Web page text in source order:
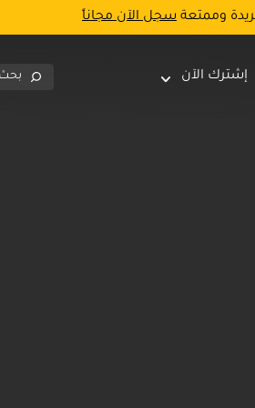
وممتعة سجل الآن مجاناً
إشترك الآن